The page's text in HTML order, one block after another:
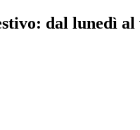
dal lunedì al